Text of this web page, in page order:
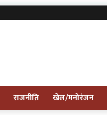
राजनीति खेल/मनोरंजन